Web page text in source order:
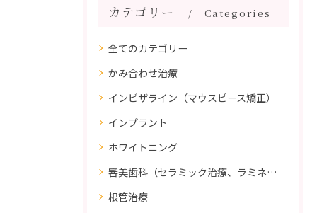
カテゴリー Categories
全てのカテゴリー
かみ合わせ治療
インビザライン（マウスピース矯正）
インプラント
ホワイトニング
審美歯科（セラミック治療、ラミネートべニア、ダイレクトボンディング）
根管治療